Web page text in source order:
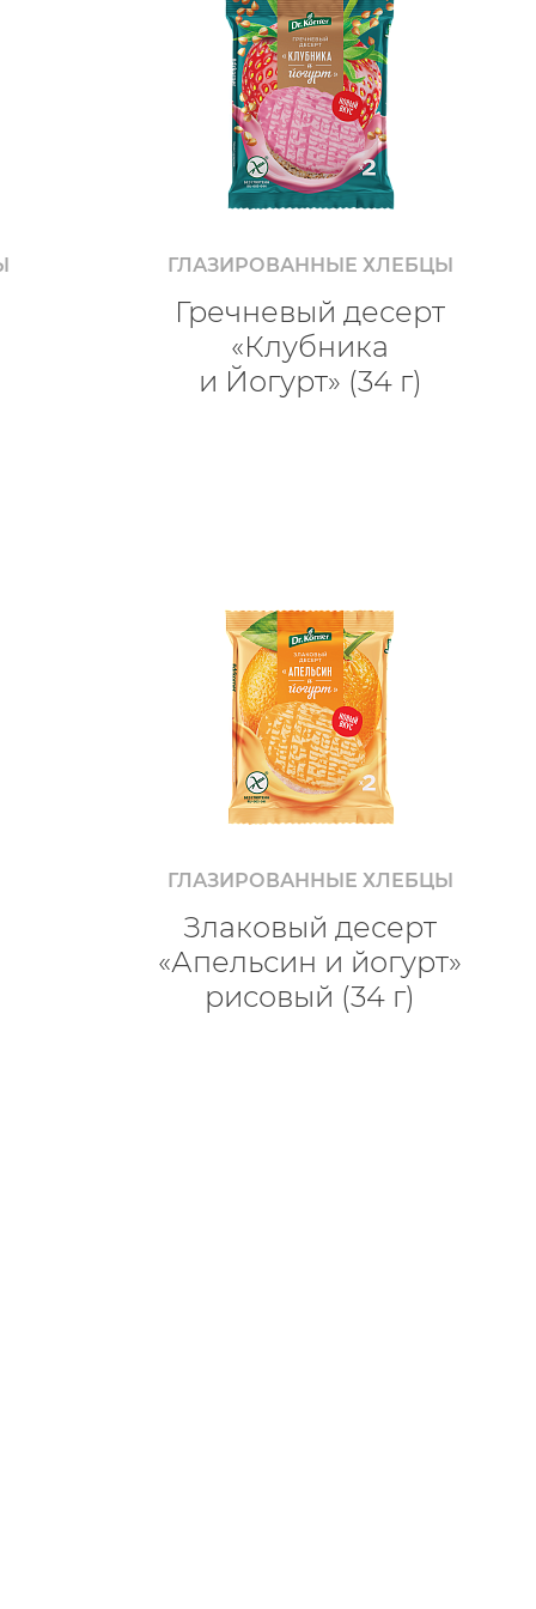
ГЛАЗИРОВАННЫЕ ХЛЕБЦЫ
Гречневый десерт
«Клубника
и Йогурт» (34 г)
ГЛАЗИРОВАННЫЕ ХЛЕБЦЫ
Злаковый десерт
«Апельсин и йогурт»
рисовый (34 г)